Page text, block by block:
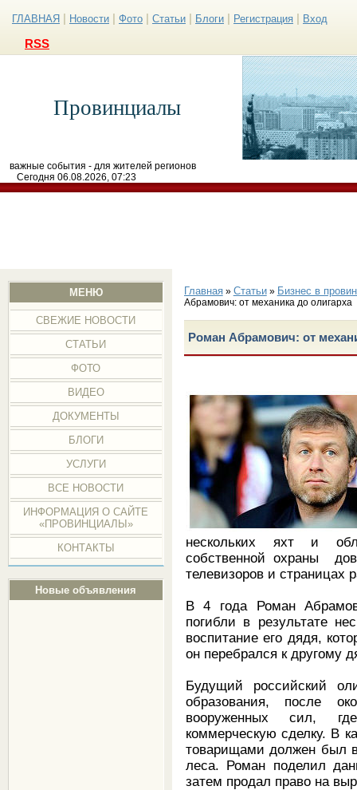
ГЛАВНАЯ Новости Фото Статьи Блоги Регистрация Вход
RSS
Провинциалы
важные события - для жителей регионов
Сегодня 06.08.2026, 07:23
МЕНЮ
СВЕЖИЕ НОВОСТИ
СТАТЬИ
ФОТО
ВИДЕО
ДОКУМЕНТЫ
БЛОГИ
УСЛУГИ
ВСЕ НОВОСТИ
ИНФОРМАЦИЯ О САЙТЕ
«ПРОВИНЦИАЛЫ»
КОНТАКТЫ
Новые объявления
Главная» Статьи» Бизнес в
Абрамович: от механика до олигарха
Роман Абрамович: от
нескольких яхт и
собственной охраны
телевизоров и
В 4 года Роман
погибли в результате
воспитание его дядя,
он перебрался к другому
Будущий российский
образования, после
вооруженных сил,
коммерческую сделку. В
товарищами должен был
леса. Роман поделил
затем продал право на